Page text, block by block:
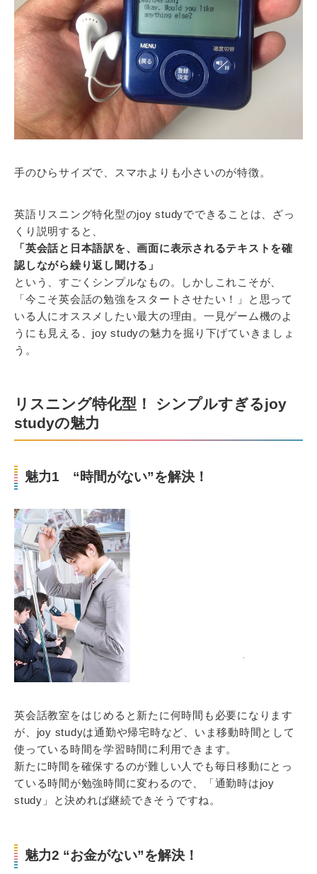
手のひらサイズで、スマホよりも小さいのが特徴。
英語リスニング特化型のjoy studyでできることは、ざっ
くり説明すると、
「英会話と日本語訳を、画面に表示されるテキストを確
認しながら繰り返し聞ける」
という、すごくシンプルなもの。しかしこれこそが、
「今こそ英会話の勉強をスタートさせたい！」と思って
いる人にオススメしたい最大の理由。一見ゲーム機のよ
うにも見える、joy studyの魅力を掘り下げていきましょ
う。
リスニング特化型！ シンプルすぎるjoy
studyの魅力
魅力1 “時間がない”を解決！
英会話教室をはじめると新たに何時間も必要になります
が、joy studyは通勤や帰宅時など、いま移動時間として
使っている時間を学習時間に利用できます。
新たに時間を確保するのが難しい人でも毎日移動にとっ
ている時間が勉強時間に変わるので、「通勤時はjoy
study」と決めれば継続できそうですね。
魅力2 “お金がない”を解決！